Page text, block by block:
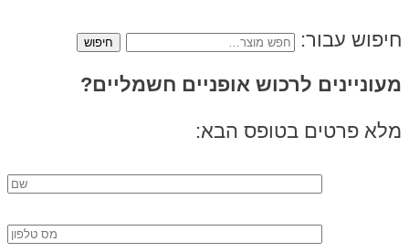
חיפוש עבור:
מעוניינים לרכוש אופניים חשמליים?
מלא פרטים בטופס הבא: